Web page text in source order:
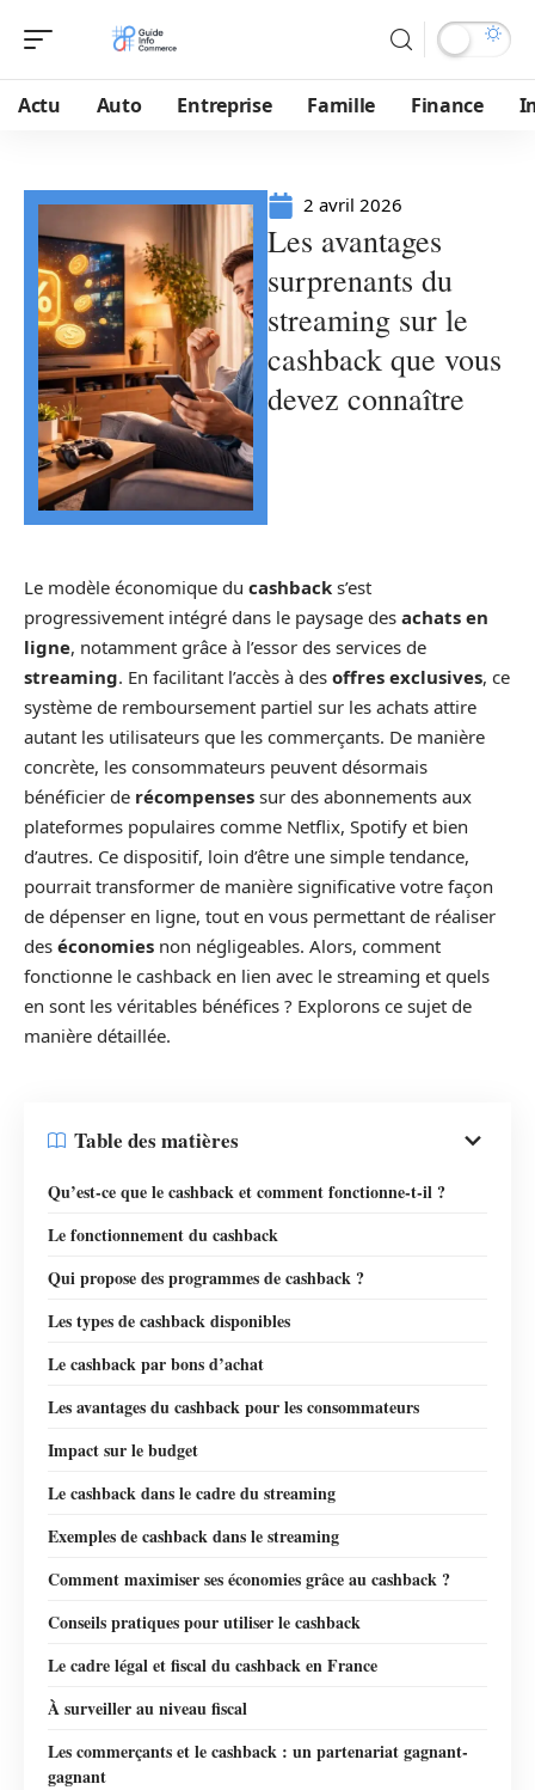
Actu Auto Entreprise Famille Finance
2 avril 2026
Les avantages
surprenants du
streaming sur le
cashback que vous
devez connaître
Le modèle économique du cashback s’est
progressivement intégré dans le paysage des achats en
ligne, notamment grâce à l’essor des services de
streaming. En facilitant l’accès à des offres exclusives, ce
système de remboursement partiel sur les achats attire
autant les utilisateurs que les commerçants. De manière
concrète, les consommateurs peuvent désormais
bénéficier de récompenses sur des abonnements aux
plateformes populaires comme Netflix, Spotify et bien
d’autres. Ce dispositif, loin d’être une simple tendance,
pourrait transformer de manière significative votre façon
de dépenser en ligne, tout en vous permettant de réaliser
des économies non négligeables. Alors, comment
fonctionne le cashback en lien avec le streaming et quels
en sont les véritables bénéfices ? Explorons ce sujet de
manière détaillée.
Table des matières
Qu’est-ce que le cashback et comment fonctionne-t-il ?
Le fonctionnement du cashback
Qui propose des programmes de cashback ?
Les types de cashback disponibles
Le cashback par bons d’achat
Les avantages du cashback pour les consommateurs
Impact sur le budget
Le cashback dans le cadre du streaming
Exemples de cashback dans le streaming
Comment maximiser ses économies grâce au cashback ?
Conseils pratiques pour utiliser le cashback
Le cadre légal et fiscal du cashback en France
À surveiller au niveau fiscal
Les commerçants et le cashback : un partenariat gagnant-
gagnant